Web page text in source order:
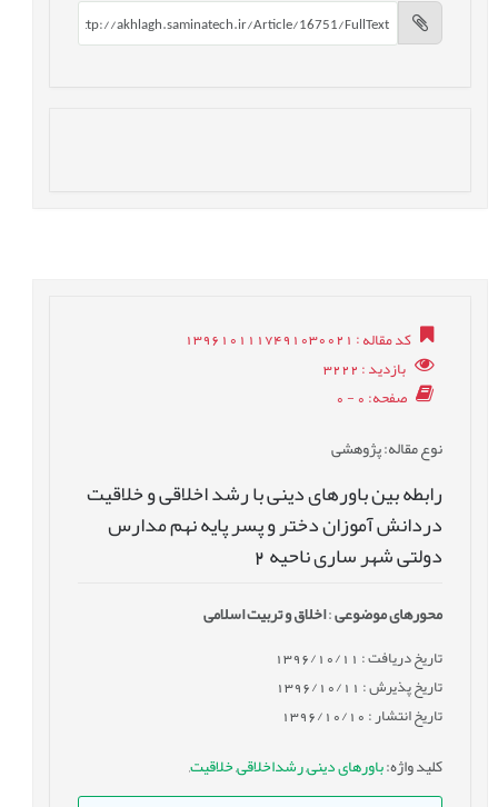
کد مقاله: 1396101117491030021
بازدید: 3222
صفحه: 0 - 0
نوع مقاله: پژوهشی
رابطه بین باورهای دینی با رشد اخلاقی و خلاقیت
دردانش آموزان دختر و پسر پایه نهم مدارس
دولتی شهر ساری ناحیه 2
محورهای موضوعی:اخلاق و تربیت اسلامی
تاریخ دریافت : 1396/10/11
تاریخ پذیرش : 1396/10/11
تاریخ انتشار : 1396/10/10
کلید واژه:باورهای دینی,رشداخلاقی,خلاقیت,